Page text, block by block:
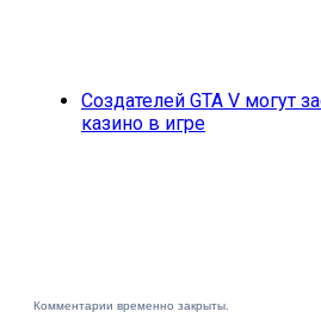
Создателей GTA V могут
казино в игре
Комментарии временно закрыты.